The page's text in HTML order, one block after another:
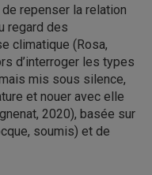
repenser la relation
regard des
climatique (Rosa,
d’interroger les types
mis sous silence,
et nouer avec elle
2020), basée sur
soumis) et de